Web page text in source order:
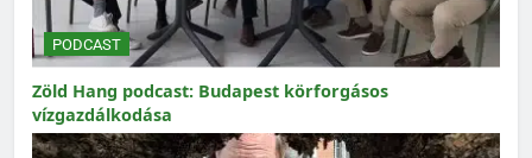
PODCAST
Zöld Hang podcast: Budapest körforgásos
vízgazdálkodása